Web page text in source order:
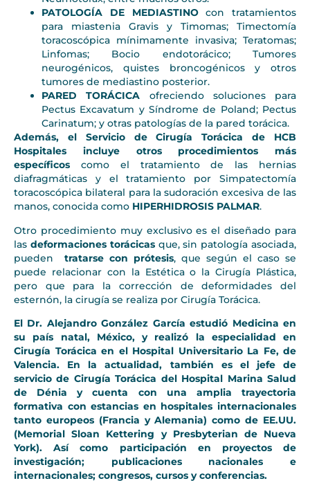
PATOLOGÍA DE MEDIASTINOcon tratamientos
para miastenia Gravis y Timomas; Timectomía
toracoscópica mínimamente invasiva; Teratomas;
Linfomas; Bocio endotorácico; Tumores
neurogénicos, quistes broncogénicos y otros
tumores de mediastino posterior.
PARED TORÁCICA ofreciendo soluciones para
Pectus Excavatum y Síndrome de Poland; Pectus
Carinatum; y otras patologías de la pared torácica.
Además, el Servicio de Cirugía Torácica de HCB
Hospitales incluye otros procedimientos más
específicos como el tratamiento de las hernias
diafragmáticas y el tratamiento por Simpatectomía
toracoscópica bilateral para la sudoración excesiva de las
manos, conocida como HIPERHIDROSIS PALMAR.
Otro procedimiento muy exclusivo es el diseñado para
las deformaciones torácicasque, sin patología asociada,
pueden tratarse con prótesis, que según el caso se
puede relacionar con la Estética o la Cirugía Plástica,
pero que para la corrección de deformidades del
esternón, la cirugía se realiza por Cirugía Torácica.
El Dr. Alejandro González García estudió Medicina en
su país natal, México, y realizó la especialidad en
Cirugía Torácica en el Hospital Universitario La Fe, de
Valencia. En la actualidad, también es el jefe de
servicio de Cirugía Torácica del Hospital Marina Salud
de Dénia y cuenta con una amplia trayectoria
formativa con estancias en hospitales internacionales
tanto europeos (Francia y Alemania) como de EE.UU.
(Memorial Sloan Kettering y Presbyterian de Nueva
York). Así como participación en proyectos de
investigación; publicaciones nacionales e
internacionales; congresos, cursos y conferencias.